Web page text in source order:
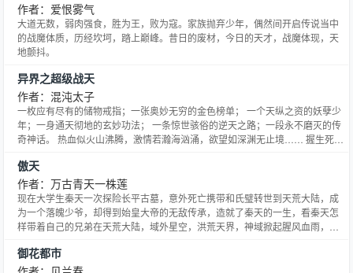
作者：爱恨雾气
大道无数，弱肉强食，胜为王，败为寇。家族抛弃少年，偶然间开启传说当中
的战魔体质，历经坎坷，踏上巅峰。昔日的废材，今日的天才，战魔体现，天
地颤抖。
异界之超级战天
作者：混沌太子
一枚应有尽有的储物戒指；一张奥妙无穷的金色榜单； 一个天纵之资的妖孽少
年；一身通天彻地的玄妙功法； 一条惊世骇俗的逆天之路；一段永不磨灭的传
奇神话。 热血似火山沸腾，激情若瀚海汹涌，欲望如深渊无止境…… 握生死，
——————————————————————————— 『无限全本，保
质保量，人品第一，放心收藏，欢迎红票』 PS:每日2：00 8；00 14：00
20：0
傲天
作者：万古青天一株莲
现在大学生秦天一次探险长平古墓，意外死亡携带和氏璧转世到天荒大陆，成
为一个落魄少爷，却得到始皇大帝的无敌传承，造就了秦天的一生，看秦天怎
样带着自己的兄弟在天荒大陆，域外星空，洪荒天界，神域掀起腥风血雨，创
情仇，上苍传说尽在《傲天》之中 【买断作品,品质保证】 傲天交流群：
233516027 欢迎大家进群交流！
御花都市